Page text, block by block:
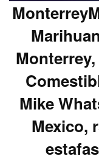
Mike
Mexico,